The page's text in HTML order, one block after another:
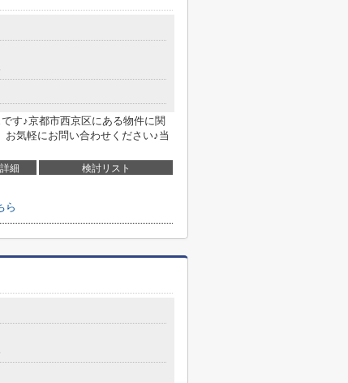
す♪京都市西京区にある物件に関
気軽にお問い合わせください♪当
詳細 検討リスト
ら